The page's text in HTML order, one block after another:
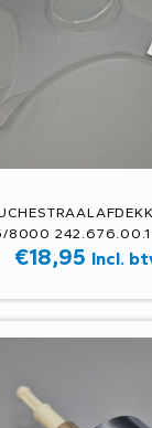
8000
€18,95 Incl.